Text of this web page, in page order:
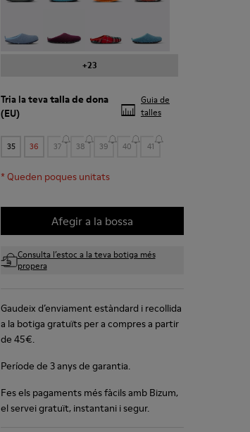
+23
Tria la tevatalla de dona
(EU)
Guia de
talles
35 36 37 38 39 40 41
*Queden poques unitats
Afegir a la bossa
Consulta l’estoc a la teva botiga més
propera
Gaudeix d’enviament estàndard i recollida
a la botiga gratuïts per a compres a partir
de 45€.
Període de 3 anys de garantia.
Fes els pagaments més fàcils amb Bizum,
el servei gratuït, instantani i segur.